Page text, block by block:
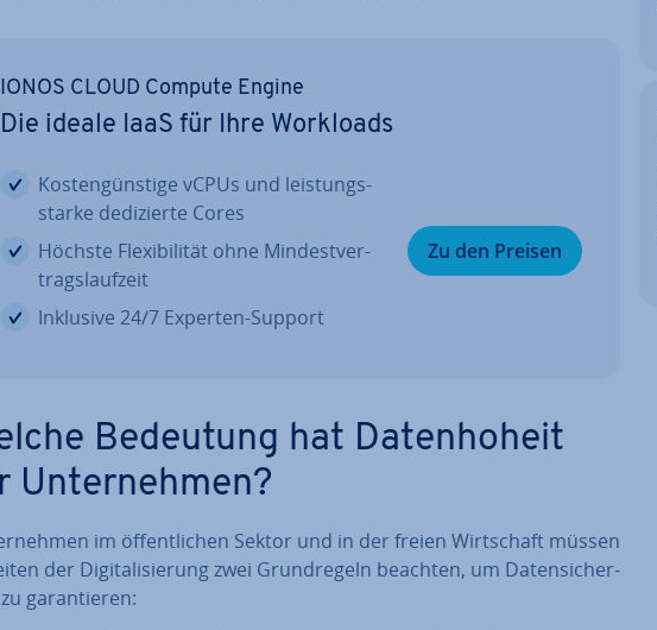
IONOS CLOUD Compute Engine
Die ideale IaaS für Ihre Workloads
Kos­ten­güns­ti­ge vCPUs und leis­tungs­
star­ke de­di­zier­te Cores
Höchste Fle­xi­bi­li­tät ohne Min­dest­ver­
trags­lauf­zeit
Inklusive 24/7 Experten-Support
Zu den Preisen
Bedeutung hat Da­ten­ho­heit
Un­ter­neh­men?
im öf­fent­li­chen Sektor und in der freien Wirt­schaft müssen
der Di­gi­ta­li­sie­rung zwei Grund­re­geln beachten, um Da­ten­si­cher­
ga­ran­tie­ren: